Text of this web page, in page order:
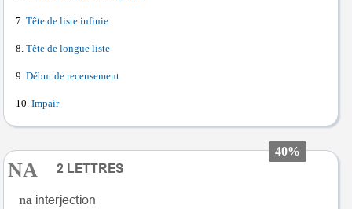
Tête de liste infinie
Tête de longue liste
Début de recensement
Impair
40%
NA
na